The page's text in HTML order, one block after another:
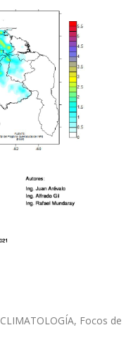
CLIMATOLOGÍA, Focos de